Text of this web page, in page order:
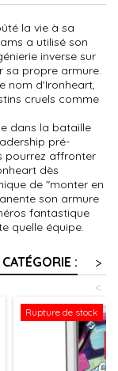
la vie à sa
a utilisé son
inverse sur
sa propre armure.
nom d'Ironheart,
cruels comme
dans la bataille
pré-
pourrez affronter
dès
de "monter en
son armure
fantastique
quelle équipe.
:
>
<
Rupture de stock